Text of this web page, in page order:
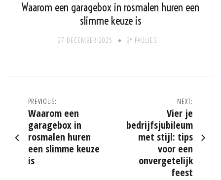
Waarom een garagebox in rosmalen huren een
slimme keuze is
27 DECEMBER 2025 BY PAULIES
Post
navigation
PREVIOUS:
Waarom een
garagebox in
rosmalen huren
een slimme keuze
is
NEXT:
Vier je
bedrijfsjubileum
met stijl: tips
voor een
onvergetelijk
feest